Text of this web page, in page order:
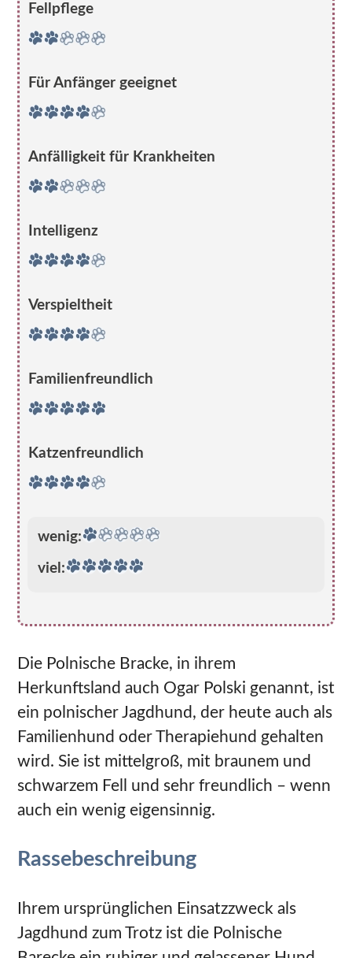
Fellpflege
Für Anfänger geeignet
Anfälligkeit für Krankheiten
Intelligenz
Verspieltheit
Familienfreundlich
Katzenfreundlich
wenig:
viel:
Die Polnische Bracke, in ihrem
Herkunftsland auch Ogar Polski genannt, ist
ein polnischer Jagdhund, der heute auch als
Familienhund oder Therapiehund gehalten
wird. Sie ist mittelgroß, mit braunem und
schwarzem Fell und sehr freundlich – wenn
auch ein wenig eigensinnig.
Rassebeschreibung
Ihrem ursprünglichen Einsatzzweck als
Jagdhund zum Trotz ist die Polnische